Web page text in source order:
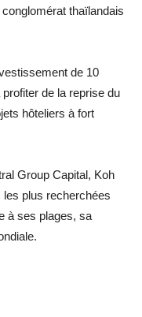
thaïlandais
de 10
de la reprise du
hôteliers à fort
Group Capital, Koh
les plus recherchées
à ses plages, sa